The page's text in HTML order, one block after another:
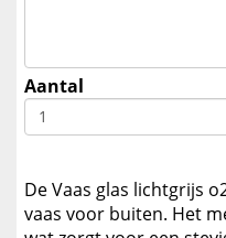
Aantal
De Vaas glas lichtgrijs
vaas voor buiten. Het